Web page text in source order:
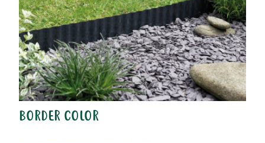
BORDER COLOR